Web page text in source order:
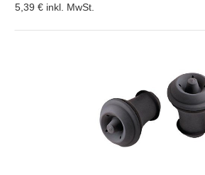
5,39 € inkl. MwSt.